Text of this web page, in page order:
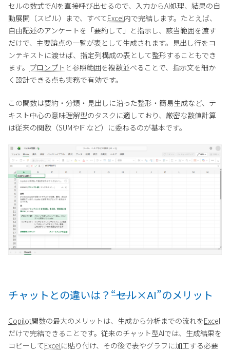
セルの数式でAIを直接呼び出せるので、入力からAI処理、結果の自
動展開（スピル）まで、すべてExcel内で完結します。たとえば、
自由記述のアンケートを「要約して」と指示し、該当範囲を渡す
だけで、主要論点の一覧が表として生成されます。見出し行をコ
ンテキストに渡せば、指定列構成の表として整形することもでき
ます。 プロンプト と参照範囲を複数並べることで、指示文を細か
く設計できる点も実務で有効です。
この関数は要約・分類・見出しに沿った整形・簡易生成など、テ
キスト中心の意味理解型のタスクに適しており、厳密な数値計算
は従来の関数（SUMやIF など）に委ねるのが基本です。
チャットとの違いは？――“セル×AI”のメリット
Copilot関数の最大のメリットは、生成から分析までの流れをExcel
だけで完結できることです。従来のチャット型AIでは、生成結果を
コピーしてExcelに貼り付け、その後で表やグラフに加工する必要